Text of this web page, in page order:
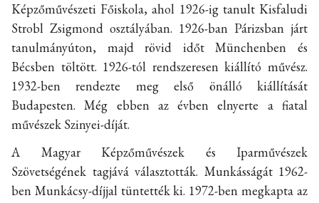
Képzőművészeti Főiskola, ahol 1926-ig tanult Kisfaludi
Strobl Zsigmond osztályában. 1926-ban Párizsban járt
tanulmányúton, majd rövid időt Münchenben és
Bécsben töltött. 1926-tól rendszeresen kiállító művész.
1932-ben rendezte meg első önálló kiállítását
Budapesten. Még ebben az évben elnyerte a fiatal
művészek Szinyei-díját.
A Magyar Képzőművészek és Iparművészek
Szövetségének tagjává választották. Munkásságát 1962-
ben Munkácsy-díjjal tüntették ki. 1972-ben megkapta az